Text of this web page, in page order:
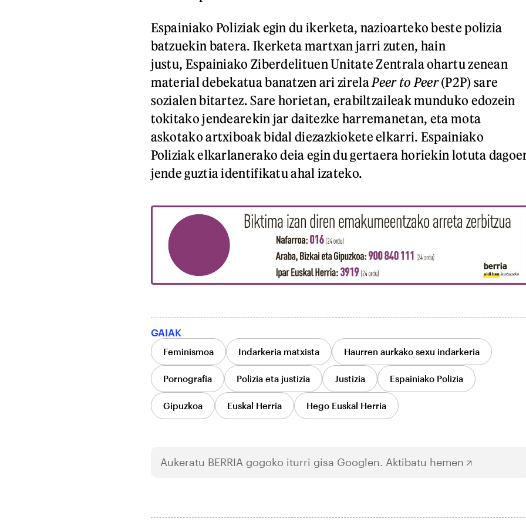
Espainiako Poliziak egin du ikerketa, nazioarteko beste polizia
batzuekin batera. Ikerketa martxan jarri zuten, hain
justu, Espainiako Ziberdelituen Unitate Zentrala ohartu zenean
material debekatua banatzen ari zirela Peer to Peer(P2P) sare
sozialen bitartez. Sare horietan, erabiltzaileak munduko edozein
tokitako jendearekin jar daitezke harremanetan, eta mota
askotako artxiboak bidal diezazkiokete elkarri. Espainiako
Poliziak elkarlanerako deia egin du gertaera horiekin lotuta
jende guztia identifikatu ahal izateko.
GAIAK
Feminismoa Indarkeria matxista Haurren aurkako sexu indarkeria
Pornografia Polizia eta justizia Justizia Espainiako Polizia
Gipuzkoa Euskal Herria Hego Euskal Herria
Aukeratu BERRIA gogoko iturri gisa Googlen. Aktibatu hemen